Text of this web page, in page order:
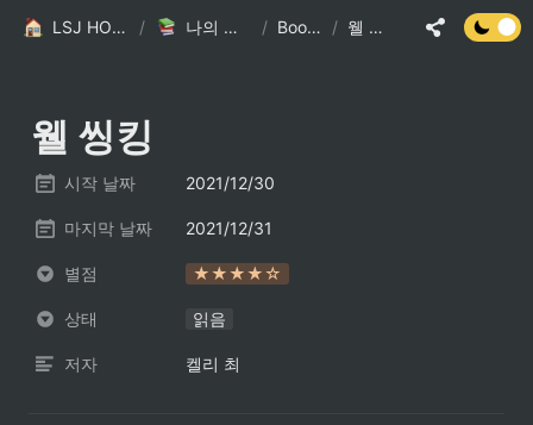
LSJ HOME / 나의 책장 / Books / 웰 씽킹
웰 씽킹
시작 날짜 2021/12/30
마지막 날짜 2021/12/31
별점 ★★★★☆
상태 읽음
저자 켈리 최